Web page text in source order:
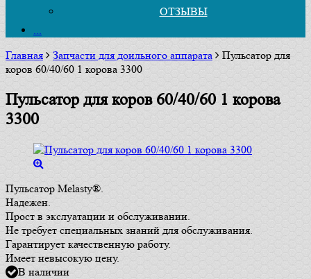
ОТЗЫВЫ
...
Главная
Запчасти для доильного аппарата
Пульсатор для
коров 60/40/60 1 корова 3300
Пульсатор для коров 60/40/60 1 корова
3300
Пульсатор Melasty®.
Надежен.
Прост в экслуатации и обслуживании.
Не требует специальных знаний для обслуживания.
Гарантирует качественную работу.
Имеет невысокую цену.
В наличии